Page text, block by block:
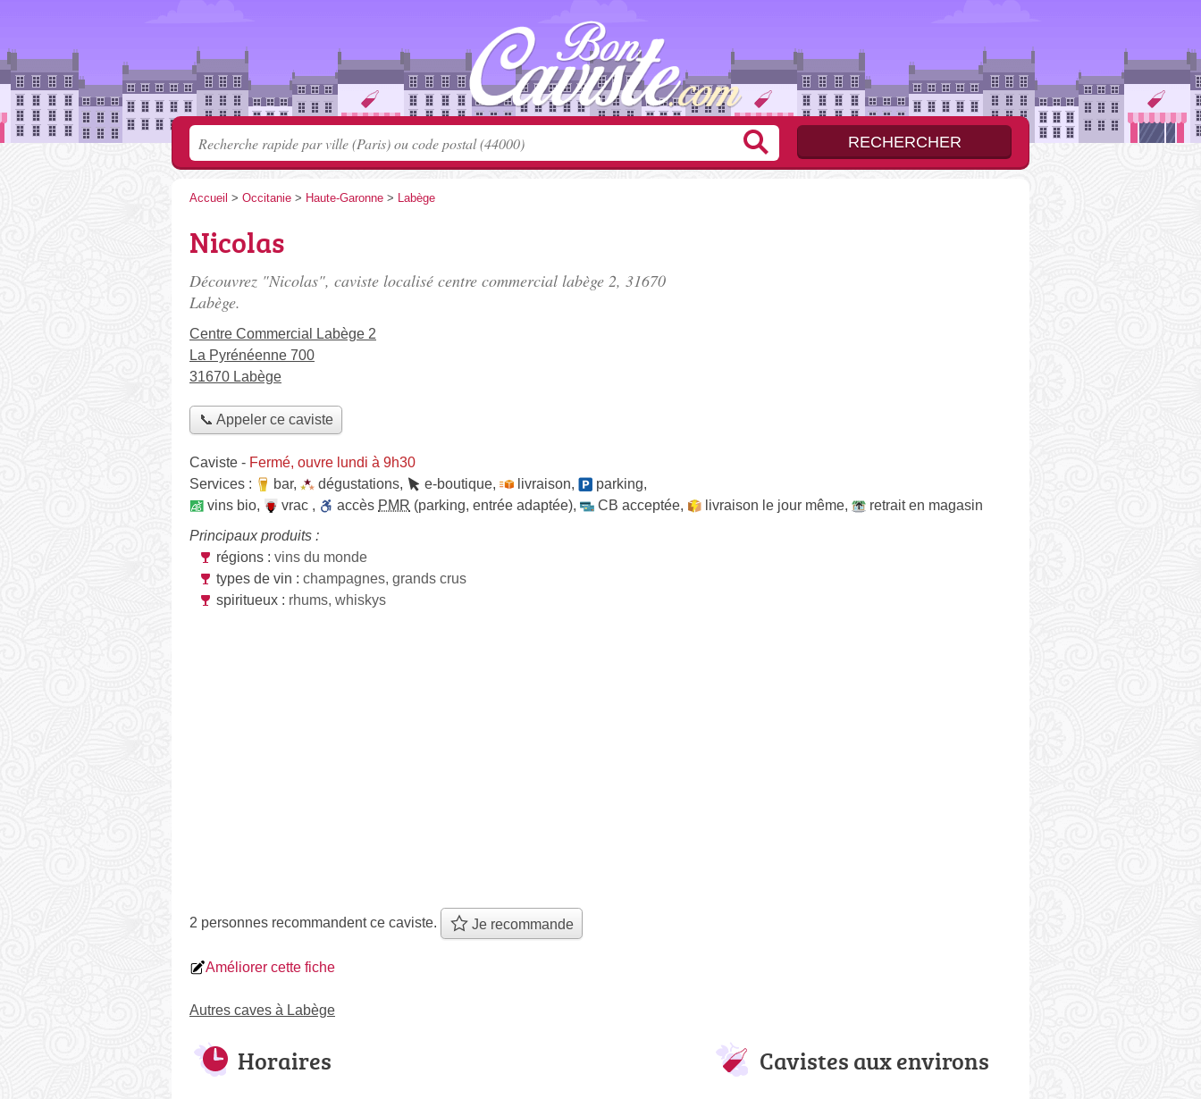
Accueil > Occitanie > Haute-Garonne > Labège
Nicolas
Découvrez "Nicolas", caviste localisé centre commercial labège 2, 31670
Labège.
Centre Commercial Labège 2
La Pyrénéenne 700
31670 Labège
📞 Appeler ce caviste
Caviste - Fermé, ouvre lundi à 9h30
Services :
bar, dégustations, e-boutique, livraison, parking,
vins bio, vrac , accès PMR (parking, entrée adaptée), CB acceptée, livraison le jour même,
retrait en magasin
Principaux produits :
régions : vins du monde
types de vin : champagnes, grands crus
spiritueux : rhums, whiskys
2 personnes recommandentce caviste. Je recommande
Améliorer cette fiche
Autres caves à Labège
Horaires Cavistes aux environs